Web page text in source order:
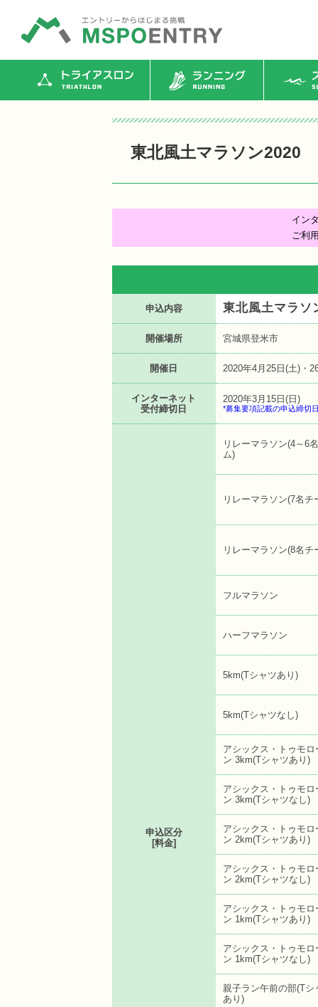
トライアスロン ランニング ス
東北風土マラソン2020
イン
ご利
申込内容 東北風土マラソ
開催場所 宮城県登米市
開催日 2020年4月25日(土)・
インターネット
受付締切日
2020年3月15日(日)
*募集要項記載の申込締切
申込区分
[料金]
リレーマラソン(4～6
ム)
リレーマラソン(7名チ
リレーマラソン(8名チ
フルマラソン
ハーフマラソン
5km(Tシャツあり)
5km(Tシャツなし)
アシックス・トゥモロ
ン 3km(Tシャツあり)
アシックス・トゥモロ
ン 3km(Tシャツなし)
アシックス・トゥモロ
ン 2km(Tシャツあり)
アシックス・トゥモロ
ン 2km(Tシャツなし)
アシックス・トゥモロ
ン 1km(Tシャツあり)
アシックス・トゥモロ
ン 1km(Tシャツなし)
親子ラン午前の部(Tシ
あり)